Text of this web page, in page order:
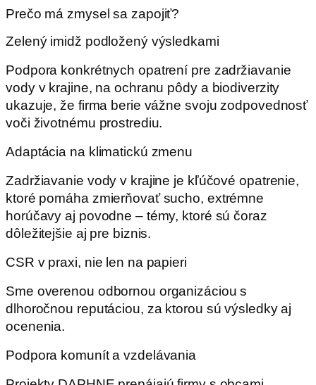
Prečo má zmysel sa zapojiť?
Zelený imidž podložený výsledkami
Podpora konkrétnych opatrení pre zadržiavanie
vody v krajine, na ochranu pôdy a biodiverzity
ukazuje, že firma berie vážne svoju zodpovednosť
voči životnému prostrediu.
Adaptácia na klimatickú zmenu
Zadržiavanie vody v krajine je kľúčové opatrenie,
ktoré pomáha zmierňovať sucho, extrémne
horúčavy aj povodne – témy, ktoré sú čoraz
dôležitejšie aj pre biznis.
CSR v praxi, nie len na papieri
Sme overenou odbornou organizáciou s
dlhoročnou reputáciou, za ktorou sú výsledky aj
ocenenia.
Podpora komunít a vzdelávania